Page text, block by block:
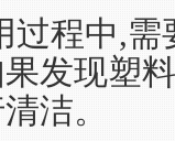
程中,需
发现塑
洁。